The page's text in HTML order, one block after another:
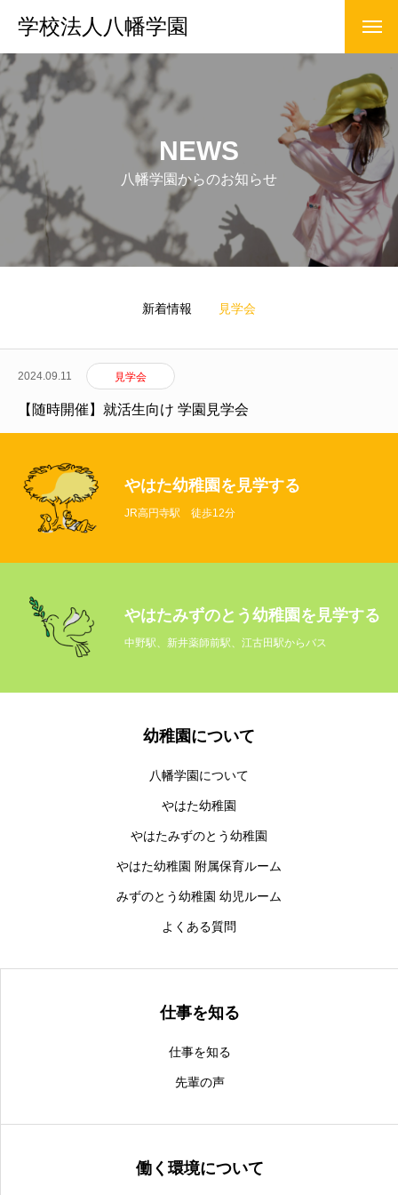
学校法人八幡学園
Working Environment
NEWS
八幡学園からのお知らせ
新着情報 見学会
2024.09.11 見学会
【随時開催】就活生向け 学園見学会
やはた幼稚園を見学する
JR高円寺駅 徒歩12分
やはたみずのとう幼稚園を見学する
中野駅、新井薬師前駅、江古田駅からバス
幼稚園について
八幡学園について
やはた幼稚園
やはたみずのとう幼稚園
やはた幼稚園 附属保育ルーム
みずのとう幼稚園 幼児ルーム
よくある質問
仕事を知る
仕事を知る
先輩の声
働く環境について